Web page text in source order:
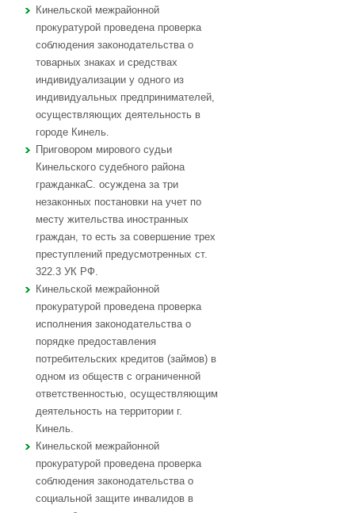
Кинельской межрайонной
прокуратурой проведена проверка
соблюдения законодательства о
товарных знаках и средствах
индивидуализации у одного из
индивидуальных предпринимателей,
осуществляющих деятельность в
городе Кинель.
Приговором мирового судьи
Кинельского судебного района
гражданкаС. осуждена за три
незаконных постановки на учет по
месту жительства иностранных
граждан, то есть за совершение трех
преступлений предусмотренных ст.
322.3 УК РФ.
Кинельской межрайонной
прокуратурой проведена проверка
исполнения законодательства о
порядке предоставления
потребительских кредитов (займов) в
одном из обществ с ограниченной
ответственностью, осуществляющим
деятельность на территории г.
Кинель.
Кинельской межрайонной
прокуратурой проведена проверка
соблюдения законодательства о
социальной защите инвалидов в